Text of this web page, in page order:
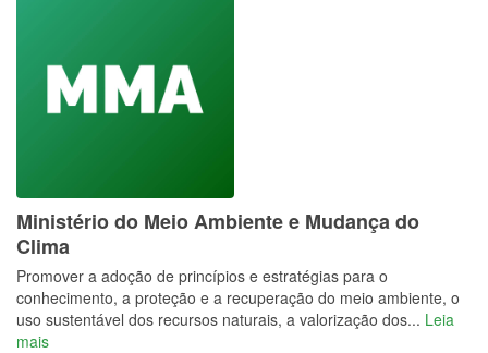
Ministério do Meio Ambiente e Mudança do
Clima
Promover a adoção de princípios e estratégias para o
conhecimento, a proteção e a recuperação do meio ambiente, o
uso sustentável dos recursos naturais, a valorização dos... Leia
mais